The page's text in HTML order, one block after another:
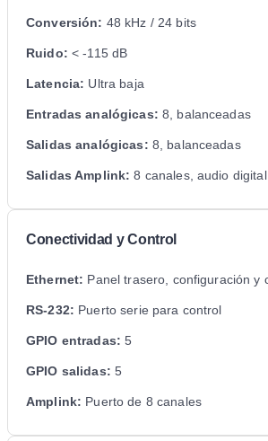
Conversión: 48 kHz / 24 bits
Ruido: < -115 dB
Latencia: Ultra baja
Entradas analógicas: 8, balanceadas
Salidas analógicas: 8, balanceadas
Salidas Amplink: 8 canales, audio
Conectividad y Control
Ethernet: Panel trasero, configuración y
RS-232: Puerto serie para control
GPIO entradas: 5
GPIO salidas: 5
Amplink: Puerto de 8 canales